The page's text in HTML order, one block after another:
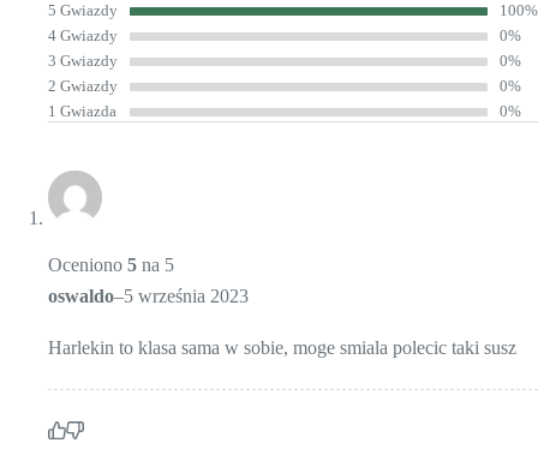
5 Gwiazdy
100%
4 Gwiazdy
0%
3 Gwiazdy
0%
2 Gwiazdy
0%
1 Gwiazda
0%
Oceniono 5 na 5
oswaldo–5 września 2023
Harlekin to klasa sama w sobie, moge smiala polecic taki susz